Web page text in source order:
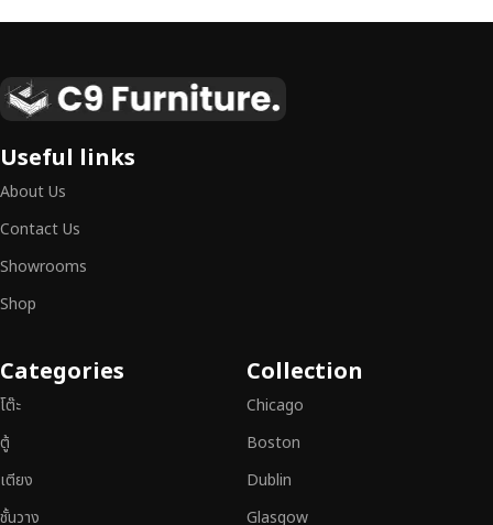
เหนือระดับ
เฟอร์นิเจอร์ไม้ไม่ใช่เพียงของตกแต่ง แต่เป็นงานศิลปะที่สะท้อนถึงรสนิยมและ
สามารถผสานความสวยงาม ความแข็งแรง และการใช้งานที่ตอบโจทย์ทุกความ
ต้องการได้อย่างลงตัว เฟอร์นิเจอร์ทุกชิ้นของเราผลิตจากวัสดุคุณภาพสูง ผ่าน
การตรวจสอบมาตรฐานอย่างเคร่งครัด
สิก และการใช้งานที่ยาวนาน
ประกันคุณภาพและการบริการที่ดีที่สุด
Useful links
About Us
Contact Us
Showrooms
Shop
Categories
โต๊ะ
ตู้
เตียง
ชั้นวาง
Collection
Chicago
Boston
Dublin
Glasgow